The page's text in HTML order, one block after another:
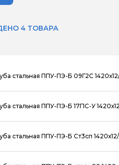
4 ТОВАРА
стальная ППУ-ПЭ-Б 09Г2С
стальная ППУ-ПЭ-Б 17Г1С-У
стальная ППУ-ПЭ-Б Ст3сп